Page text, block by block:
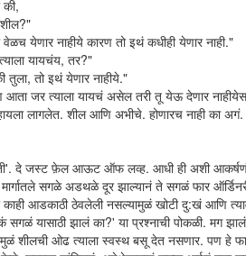
येणार नाहीये कारण तो इथं कधीही येणार नाही."
यायचंय, तर?"
तुला, तो इथं येणार नाहीये."
जर त्याला यायचं असेल तरी तू येऊ देणार नाहीयेस.
लागलेत. शील आणि अभीचे. होणारच नाही
दे जस्ट फ़ेल आऊट ऑफ लव्ह. आधी ही अशी आकर्षणं
सगळे अडथळे दूर झाल्यानं ते सगळं फार
काही आडकाठी ठेवलेली नसल्यामुळं खोटी दु:खं आणि
यासाठी झालं का?' या प्रश्नाची पोकळी. मग
शीलची ओढ त्याला स्वस्थ बसू देत नसणार. पण हे